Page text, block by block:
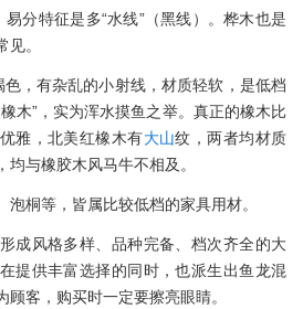
分特征是多“水线”（黑线）。桦木也是
。
，有杂乱的小射线，材质轻软，是低档
木”，实为浑水摸鱼之举。真正的橡木比
雅，北美红橡木有大山纹，两者均材质
与橡胶木风马牛不相及。
桐等，皆属比较低档的家具用材。
成风格多样、品种完备、档次齐全的大
提供丰富选择的同时，也派生出鱼龙混
客，购买时一定要擦亮眼睛。